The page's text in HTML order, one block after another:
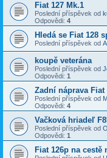
Fiat 127 Mk.1
Poslední příspěvek od
Odpovědi: 4
Hledá se Fiat 128
Poslední příspěvek od
koupě veterána
Poslední příspěvek od
Odpovědi: 1
Zadní náprava Fiat
Poslední příspěvek od
Odpovědi: 4
Vačková hriadeľ
Poslední příspěvek od
Odpovědi: 1
Fiat 126p na